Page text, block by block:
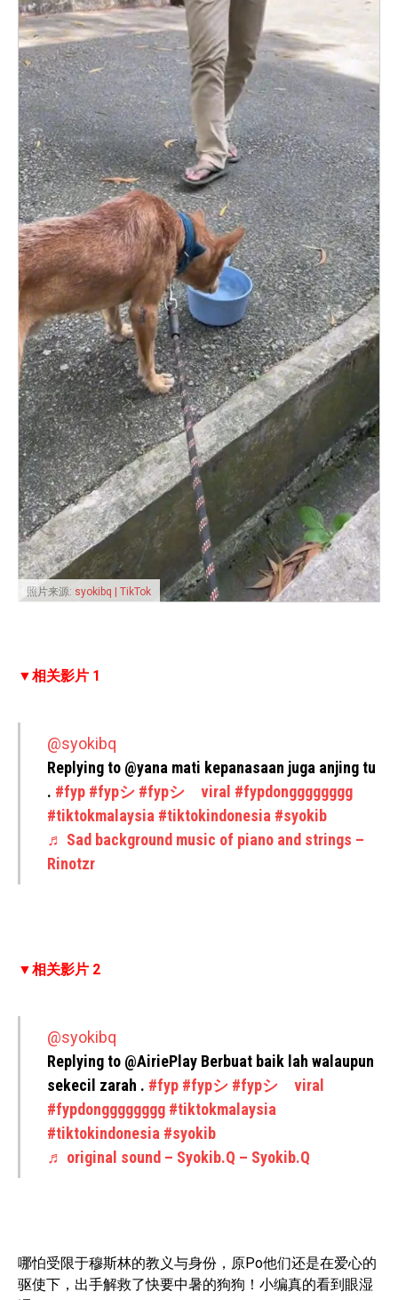
照片来源: syokibq | TikTok
▼相关影片 1
@syokibq
Replying to @yana mati kepanasaan juga anjing tu
. #fyp #fypシ #fypシ゚viral #fypdongggggggg
#tiktokmalaysia #tiktokindonesia #syokib
♬ Sad background music of piano and strings –
Rinotzr
▼相关影片 2
@syokibq
Replying to @AiriePlay Berbuat baik lah walaupun
sekecil zarah . #fyp #fypシ #fypシ゚viral
#fypdongggggggg #tiktokmalaysia
#tiktokindonesia #syokib
♬ original sound – Syokib.Q – Syokib.Q
哪怕受限于穆斯林的教义与身份，原Po他们还是在爱心的
驱使下，出手解救了快要中暑的狗狗！小编真的看到眼湿